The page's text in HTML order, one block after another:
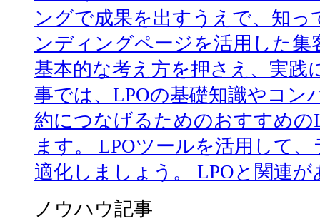
ングで成果を出すうえで、知
ンディングページを活用した集
基本的な考え方を押さえ、実践
事では、LPOの基礎知識やコン
約につなげるためのおすすめの
ます。 LPOツールを活用して
適化しましょう。 LPOと関連が
ノウハウ記事